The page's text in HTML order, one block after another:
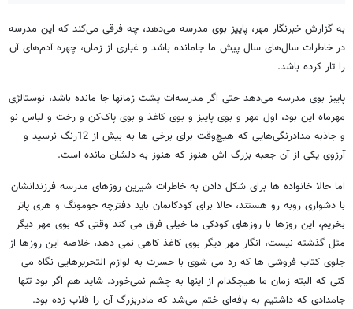
به گزارش خبرنگار مهر، پاییز بوی مدرسه می‌دهد، چه فرقی می‌کند که این مدرسه
در خاطرات سال‌های سال پیش ما جا‌مانده باشد و غباری از زمان، چهره آدم‌های آن
را تار کرده باشد.
پاییز بوی مدرسه می‌دهد حتی اگر مدرسه‌‌ات پشت زمانها جا مانده باشد، نوستالژی
مهرماه این بود، اول مهر و بوی پاییز و بوی کاغذ و بوی پاک‌کن و رخت و لباس نو
و جاذبه مداد‌رنگی‌هایی که هیچ‌وقت برای برخی ها به بیش از 12‌رنگ نرسید و
آرزوی یکی از آن جعبه بزرگ‌ اش هنوز که هنوز به دلشان مانده است.
اما حالا خانواده ها برای شکل دادن به خاطرات شیرین روزهای مدرسه فرزندانشان
با دشواری روبه رو هستند، حالا برای کودکانمان باید دفترچه جومونگ و هری پاتر
بخریم، این روزها با روزهای کودکی ما خیلی فرق می کند وقتی که بوی مهر دیگر
مثل گذشته نیست، انگار مهر دیگر بوی کاغذ کاهی نمی دهد، خلاصه این روزها از
جلوی کتاب فروشی ها که رد می شوی با حسرت به لوازم التحریرهایی نگاه می
کنی که البته زمان ما هیچکدام از اینها به چشم نمی‌خورد. شاید هم اگر بود تنها
جامدادی که داشتیم به بافه‌ای ختم می‌شد که مادربزرگ آن را قلاب زده بود. ‌